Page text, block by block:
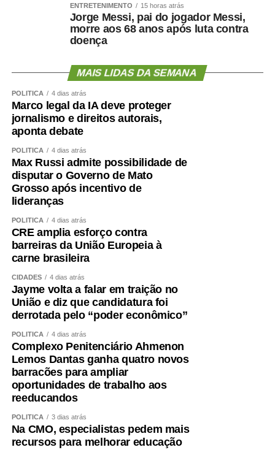
ENTRETENIMENTO 15 horas atrás
Jorge Messi, pai do jogador Messi,
morre aos 68 anos após luta contra
doença
MAIS LIDAS DA SEMANA
POLÍTICA 4 dias atrás
Marco legal da IA deve proteger
jornalismo e direitos autorais,
aponta debate
POLÍTICA 4 dias atrás
Max Russi admite possibilidade de
disputar o Governo de Mato
Grosso após incentivo de
lideranças
POLÍTICA 4 dias atrás
CRE amplia esforço contra
barreiras da União Europeia à
carne brasileira
CIDADES 4 dias atrás
Jayme volta a falar em traição no
União e diz que candidatura foi
derrotada pelo “poder econômico”
POLÍTICA 4 dias atrás
Complexo Penitenciário Ahmenon
Lemos Dantas ganha quatro novos
barracões para ampliar
oportunidades de trabalho aos
reeducandos
POLÍTICA 3 dias atrás
Na CMO, especialistas pedem mais
recursos para melhorar educação